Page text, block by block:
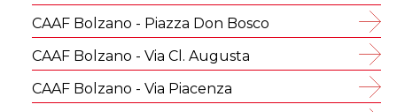
CAAF Bolzano - Piazza Don Bosco
CAAF Bolzano - Via Cl. Augusta
CAAF Bolzano - Via Piacenza